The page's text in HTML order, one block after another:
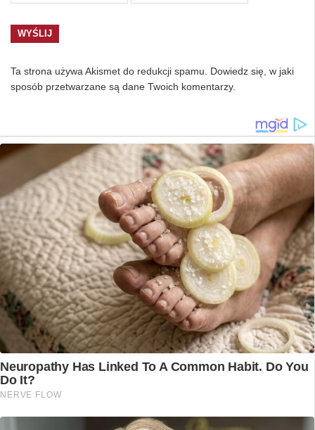
Ta strona używa Akismet do redukcji spamu. Dowiedz się, w jaki
sposób przetwarzane są dane Twoich komentarzy.